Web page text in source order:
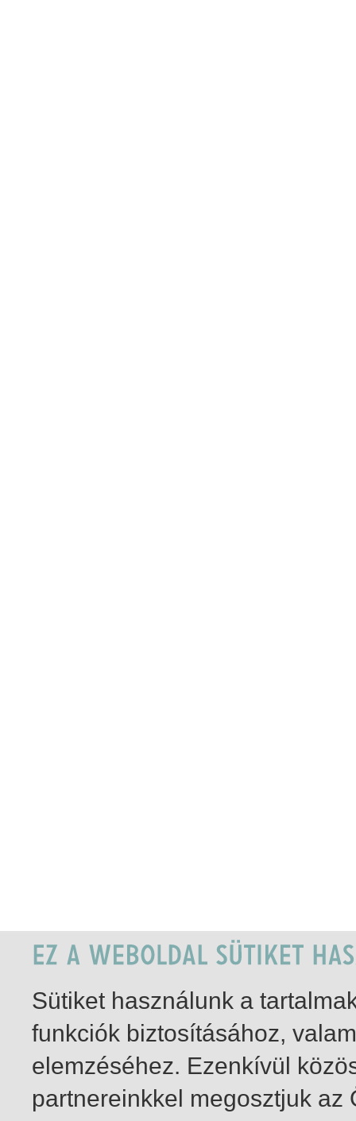
Sütiket használunk a
funkciók biztosításához,
elemzéséhez. Ezenkívül
partnereinkkel megosztjuk